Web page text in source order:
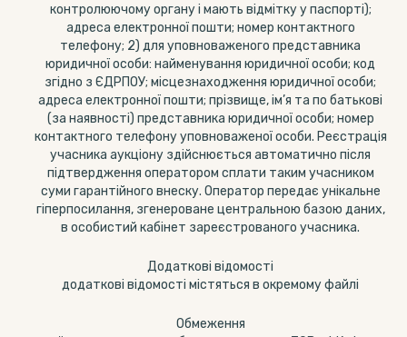
контролюючому органу і мають відмітку у паспорті);
адреса електронної пошти; номер контактного
телефону; 2) для уповноваженого представника
юридичної особи: найменування юридичної особи; код
згідно з ЄДРПОУ; місцезнаходження юридичної особи;
адреса електронної пошти; прізвище, ім’я та по батькові
(за наявності) представника юридичної особи; номер
контактного телефону уповноваженої особи. Реєстрація
учасника аукціону здійснюється автоматично після
підтвердження оператором сплати таким учасником
суми гарантійного внеску. Оператор передає унікальне
гіперпосилання, згенероване центральною базою даних,
в особистий кабінет зареєстрованого учасника.
Додаткові відомості
додаткові відомості містяться в окремому файлі
Обмеження